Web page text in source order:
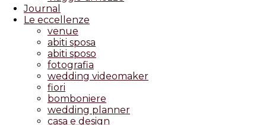
Journal
Le eccellenze
venue
abiti sposa
abiti sposo
fotografia
wedding videomaker
fiori
bomboniere
wedding planner
casa e design